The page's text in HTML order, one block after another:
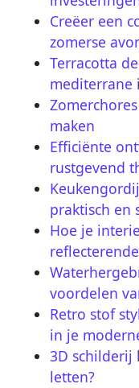
Creëer een
zomerse
Terracotta
mediterrane
maken
Efficiënte
rustgevend
praktisch en
Hoe je
voordelen
Retro stof
in je
3D schilderij
letten?